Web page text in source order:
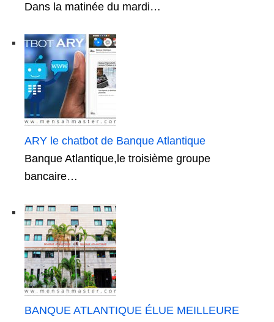
Dans la matinée du mardi…
ARY le chatbot de Banque Atlantique
Banque Atlantique,le troisième groupe
bancaire…
BANQUE ATLANTIQUE ÉLUE MEILLEURE